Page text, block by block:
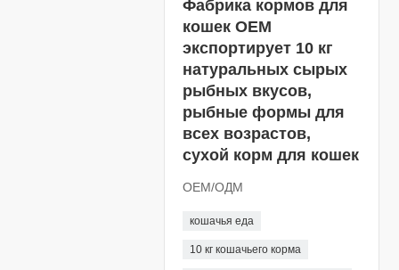
Фабрика кормов для
кошек OEM
экспортирует 10 кг
натуральных сырых
рыбных вкусов,
рыбные формы для
всех возрастов,
сухой корм для кошек
ОЕМ/ОДМ
кошачья еда
10 кг кошачьего корма